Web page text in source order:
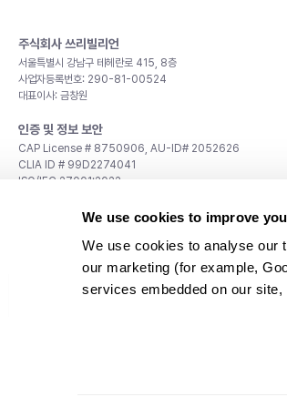
We use cookies to improve
We use cookies to analyse our
our marketing (for example,
services embedded on our site,
주식회사 쓰리빌리언
서울특별시 강남구 테헤란로 415, 8층
사업자등록번호: 290-81-00524
대표이사: 금창원
인증 및 정보 보안
CAP License # 8750906, AU-ID# 2052626
CLIA ID # 99D2274041
ISO/IEC 27001:2022
recruiting@3billion.io
ir@3billion.io